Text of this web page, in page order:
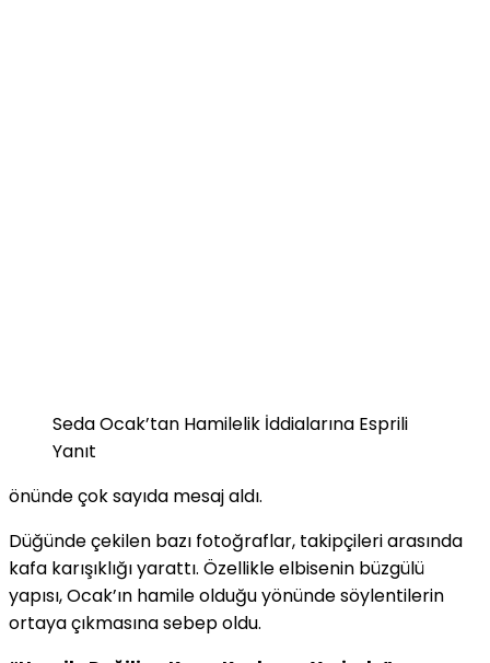
Seda Ocak’tan Hamilelik İddialarına Esprili
Yanıt
önünde çok sayıda mesaj aldı.
Düğünde çekilen bazı fotoğraflar, takipçileri arasında
kafa karışıklığı yarattı. Özellikle elbisenin büzgülü
yapısı, Ocak’ın hamile olduğu yönünde söylentilerin
ortaya çıkmasına sebep oldu.